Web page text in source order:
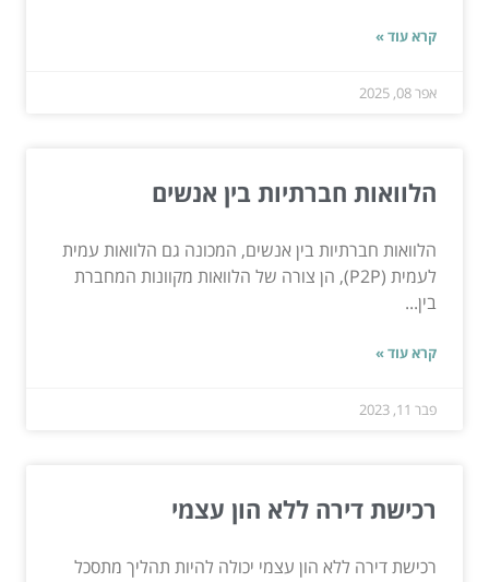
קרא עוד »
אפר 08, 2025
הלוואות חברתיות בין אנשים
הלוואות חברתיות בין אנשים, המכונה גם הלוואות עמית
לעמית (P2P), הן צורה של הלוואות מקוונות המחברת
בין...
קרא עוד »
פבר 11, 2023
רכישת דירה ללא הון עצמי
רכישת דירה ללא הון עצמי יכולה להיות תהליך מתסכל